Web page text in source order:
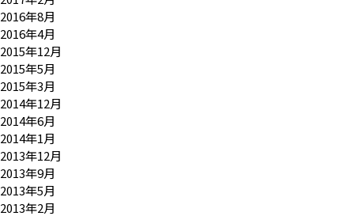
2016年8月
2016年4月
2015年12月
2015年5月
2015年3月
2014年12月
2014年6月
2014年1月
2013年12月
2013年9月
2013年5月
2013年2月